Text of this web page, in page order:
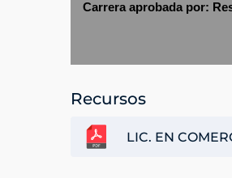
Carrera aprobada por:
Recursos
LIC. EN